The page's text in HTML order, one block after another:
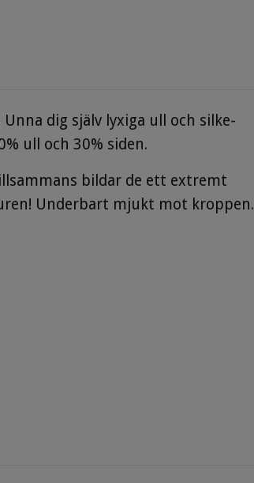
dig själv lyxiga ull och silke-
ull och 30% siden.
bildar de ett extremt
Underbart mjukt mot kroppen.